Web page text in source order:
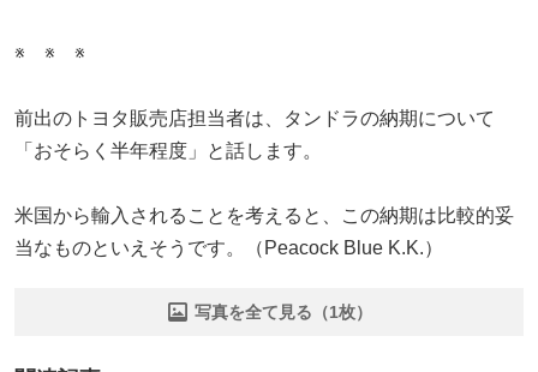
※ ※ ※
前出のトヨタ販売店担当者は、タンドラの納期について
「おそらく半年程度」と話します。
米国から輸入されることを考えると、この納期は比較的妥
当なものといえそうです。（Peacock Blue K.K.）
写真を全て見る（1枚）